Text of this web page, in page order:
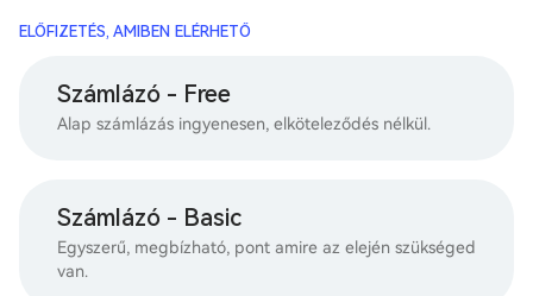
ELŐFIZETÉS, AMIBEN ELÉRHETŐ
Számlázó - Free
Alap számlázás ingyenesen, elköteleződés nélkül.
Számlázó - Basic
Egyszerű, megbízható, pont amire az elején szükséged
van.